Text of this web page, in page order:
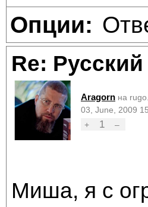
Опции:
Re:
Aragorn на
03, June, 2009
+
1 –
Миша, я с